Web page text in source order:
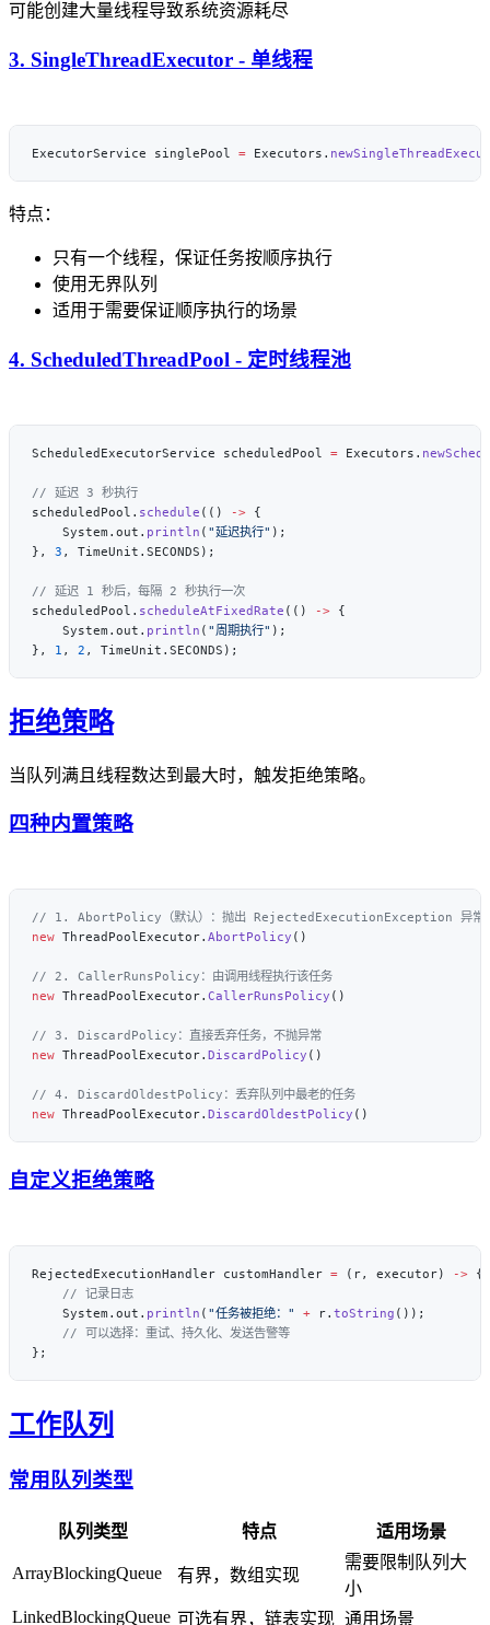
可能创建大量线程导致系统资源耗尽
3. SingleThreadExecutor - 单线程
ExecutorService singlePool = Executors.
特点：
只有一个线程，保证任务按顺序执行
使用无界队列
适用于需要保证顺序执行的场景
4. ScheduledThreadPool - 定时线程池
ScheduledExecutorService scheduledPool = Executors.
scheduledPool. schedule (() ->
    System.out.
println ( "延迟执行"
}, 3
scheduledPool. scheduleAtFixedRate (() ->
    System.out.
println ( "周期执行"
}, 1 , 2
拒绝策略
当队列满且线程数达到最大时，触发拒绝策略。
四种内置策略
new ThreadPoolExecutor. AbortPolicy
new ThreadPoolExecutor. CallerRunsPolicy
new ThreadPoolExecutor. DiscardPolicy
new ThreadPoolExecutor. DiscardOldestPolicy
自定义拒绝策略
RejectedExecutionHandler customHandler = (r, executor) ->
    System.out.
println ( "任务被拒绝：" + r. toString
工作队列
常用队列类型
队列类型 特点 适用场景
ArrayBlockingQueue 有界，数组实现
需要限制队列大
小
LinkedBlockingQueue 可选有界，链表实现 通用场景